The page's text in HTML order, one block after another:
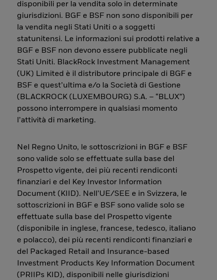
disponibili per la vendita solo in determinate
giurisdizioni. BGF e BSF non sono disponibili per
la vendita negli Stati Uniti o a soggetti
statunitensi. Le informazioni sui prodotti relative a
BGF e BSF non devono essere pubblicate negli
Stati Uniti. BlackRock Investment Management
(UK) Limited è il distributore principale di BGF e
BSF e quest’ultima e/o la Società di Gestione
(BLACKROCK (LUXEMBOURG) S.A. – “BLUX”)
possono interrompere in qualsiasi momento
l’attività di marketing.
Nel Regno Unito, le sottoscrizioni in BGF e BSF
sono valide solo se effettuate sulla base del
Prospetto vigente, dei più recenti rendiconti
finanziari e del Key Investor Information
Document (KIID). Nell’UE/SEE e in Svizzera, le
sottoscrizioni in BGF e BSF sono valide solo se
effettuate sulla base del Prospetto vigente
(disponibile in inglese, francese, tedesco, italiano
e polacco), dei più recenti rendiconti finanziari e
del Packaged Retail and Insurance-based
Investment Products Key Information Document
(PRIIPs KID), disponibili nelle giurisdizioni